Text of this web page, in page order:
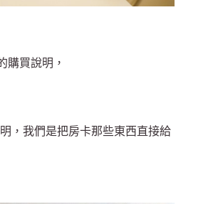
購買說明，
，我們是把房卡那些東西直接給